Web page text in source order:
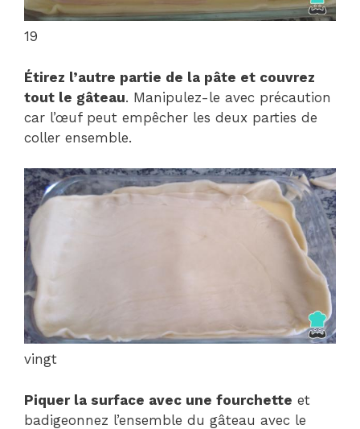
19
Étirez l’autre partie de la pâte et couvrez
tout le gâteau. Manipulez-le avec précaution
car l’œuf peut empêcher les deux parties de
coller ensemble.
vingt
Piquer la surface avec une fourchette et
badigeonnez l’ensemble du gâteau avec le